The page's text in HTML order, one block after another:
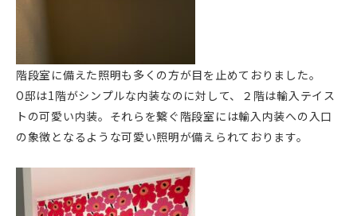
階段室に備えた照明も多くの方が目を止めておりました。
O邸は1階がシンプルな内装なのに対して、２階は輸入テイス
トの可愛い内装。それらを繋ぐ階段室には輸入内装への入口
の象徴となるような可愛い照明が備えられております。